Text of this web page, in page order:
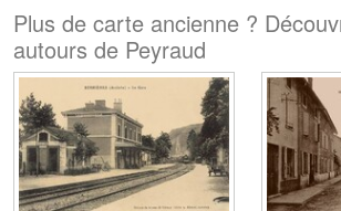
Plus de carte ancienne ?
autours de Peyraud